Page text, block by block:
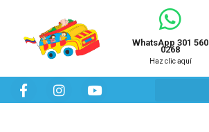
contenido
WhatsApp 301 560
0268
Haz clic aquí
F
a
I
n
Y
o